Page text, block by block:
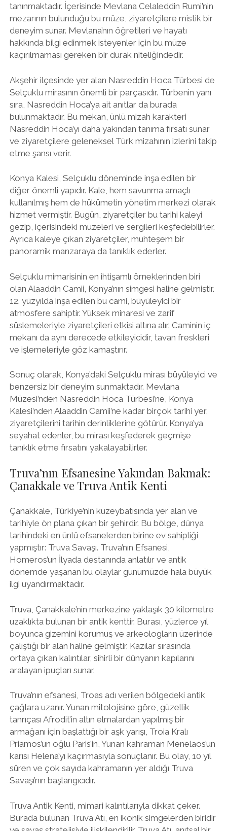
tanınmaktadır. İçerisinde Mevlana Celaleddin Rumi’nin
mezarının bulunduğu bu müze, ziyaretçilere mistik bir
deneyim sunar. Mevlana’nın öğretileri ve hayatı
hakkında bilgi edinmek isteyenler için bu müze
kaçırılmaması gereken bir durak niteliğindedir.
Akşehir ilçesinde yer alan Nasreddin Hoca Türbesi de
Selçuklu mirasının önemli bir parçasıdır. Türbenin yanı
sıra, Nasreddin Hoca’ya ait anıtlar da burada
bulunmaktadır. Bu mekan, ünlü mizah karakteri
Nasreddin Hoca’yı daha yakından tanıma fırsatı sunar
ve ziyaretçilere geleneksel Türk mizahının izlerini takip
etme şansı verir.
Konya Kalesi, Selçuklu döneminde inşa edilen bir
diğer önemli yapıdır. Kale, hem savunma amaçlı
kullanılmış hem de hükümetin yönetim merkezi olarak
hizmet vermiştir. Bugün, ziyaretçiler bu tarihi kaleyi
gezip, içerisindeki müzeleri ve sergileri keşfedebilirler.
Ayrıca kaleye çıkan ziyaretçiler, muhteşem bir
panoramik manzaraya da tanıklık ederler.
Selçuklu mimarisinin en ihtişamlı örneklerinden biri
olan Alaaddin Camii, Konya’nın simgesi haline gelmiştir.
12. yüzyılda inşa edilen bu cami, büyüleyici bir
atmosfere sahiptir. Yüksek minaresi ve zarif
süslemeleriyle ziyaretçileri etkisi altına alır. Caminin iç
mekanı da aynı derecede etkileyicidir, tavan freskleri
ve işlemeleriyle göz kamaştırır.
Sonuç olarak, Konya’daki Selçuklu mirası büyüleyici ve
benzersiz bir deneyim sunmaktadır. Mevlana
Müzesi’nden Nasreddin Hoca Türbesi’ne, Konya
Kalesi’nden Alaaddin Camii’ne kadar birçok tarihi yer,
ziyaretçilerini tarihin derinliklerine götürür. Konya’ya
seyahat edenler, bu mirası keşfederek geçmişe
tanıklık etme fırsatını yakalayabilirler.
Truva’nın Efsanesine Yakından Bakmak:
Çanakkale ve Truva Antik Kenti
Çanakkale, Türkiye’nin kuzeybatısında yer alan ve
tarihiyle ön plana çıkan bir şehirdir. Bu bölge, dünya
tarihindeki en ünlü efsanelerden birine ev sahipliği
yapmıştır: Truva Savaşı. Truva’nın Efsanesi,
Homeros’un İlyada destanında anlatılır ve antik
dönemde yaşanan bu olaylar günümüzde hala büyük
ilgi uyandırmaktadır.
Truva, Çanakkale’nin merkezine yaklaşık 30 kilometre
uzaklıkta bulunan bir antik kenttir. Burası, yüzlerce yıl
boyunca gizemini korumuş ve arkeologların üzerinde
çalıştığı bir alan haline gelmiştir. Kazılar sırasında
ortaya çıkan kalıntılar, sihirli bir dünyanın kapılarını
aralayan ipuçları sunar.
Truva’nın efsanesi, Troas adı verilen bölgedeki antik
çağlara uzanır. Yunan mitolojisine göre, güzellik
tanrıçası Afrodit’in altın elmalardan yapılmış bir
armağanı için başlattığı bir aşk yarışı, Troia Kralı
Priamos’un oğlu Paris’in, Yunan kahraman Menelaos’un
karısı Helena’yı kaçırmasıyla sonuçlanır. Bu olay, 10 yıl
süren ve çok sayıda kahramanın yer aldığı Truva
Savaşı’nın başlangıcıdır.
Truva Antik Kenti, mimari kalıntılarıyla dikkat çeker.
Burada bulunan Truva Atı, en ikonik simgelerden biridir